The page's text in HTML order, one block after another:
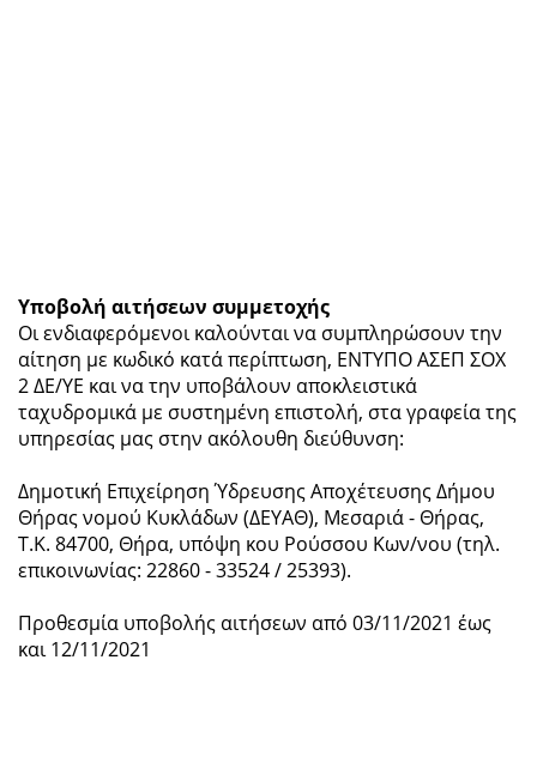
Υποβολή αιτήσεων συμμετοχής
Οι ενδιαφερόμενοι καλούνται να συμπληρώσουν την
αίτηση με κωδικό κατά περίπτωση, ΕΝΤΥΠΟ ΑΣΕΠ ΣΟΧ
2 ΔΕ/ΥΕ και να την υποβάλουν αποκλειστικά
ταχυδρομικά με συστημένη επιστολή, στα γραφεία της
υπηρεσίας μας στην ακόλουθη διεύθυνση:
Δημοτική Επιχείρηση Ύδρευσης Αποχέτευσης Δήμου
Θήρας νομού Κυκλάδων (ΔΕΥΑΘ), Μεσαριά - Θήρας,
Τ.Κ. 84700, Θήρα, υπόψη κου Ρούσσου Κων/νου (τηλ.
επικοινωνίας: 22860 - 33524 / 25393).
Προθεσμία υποβολής αιτήσεων από 03/11/2021 έως
και 12/11/2021